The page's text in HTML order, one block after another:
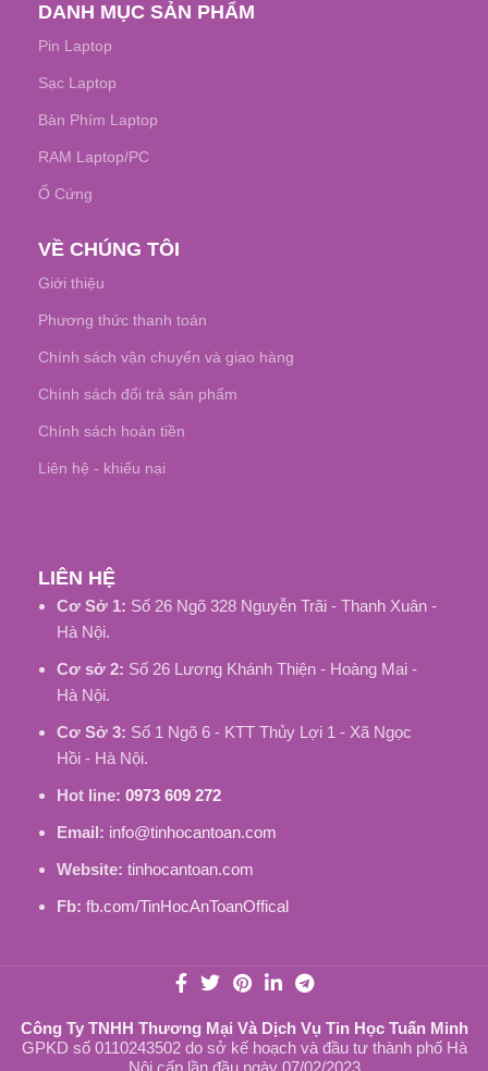
DANH MỤC SẢN PHẨM
Pin Laptop
Sạc Laptop
Bàn Phím Laptop
RAM Laptop/PC
Ổ Cứng
VỀ CHÚNG TÔI
Giới thiệu
Phương thức thanh toán
Chính sách vận chuyển và giao hàng
Chính sách đổi trả sản phẩm
Chính sách hoàn tiền
Liên hệ - khiếu nại
LIÊN HỆ
Cơ Sở 1: Số 26 Ngõ 328 Nguyễn Trãi - Thanh Xuân -
Hà Nội.
Cơ sở 2: Số 26 Lương Khánh Thiện - Hoàng Mai -
Hà Nội.
Cơ Sở 3: Số 1 Ngõ 6 - KTT Thủy Lợi 1 - Xã Ngọc
Hồi - Hà Nội.
Hot line: 0973 609 272
Email: info@tinhocantoan.com
Website: tinhocantoan.com
Fb: fb.com/TinHocAnToanOffical
Công Ty TNHH Thương Mại Và Dịch Vụ Tin Học Tuấn Minh
GPKD số 0110243502 do sở kế hoạch và đầu tư thành phố Hà
Nội cấp lần đầu ngày 07/02/2023